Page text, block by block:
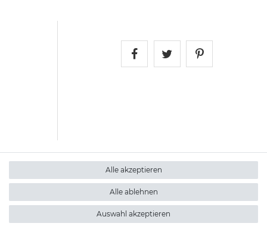
Alle akzeptieren
Alle ablehnen
Auswahl akzeptieren